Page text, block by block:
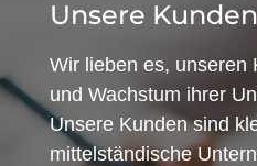
Unsere Kunden
Wir lieben es, unseren
und Wachstum ihrer
Unsere Kunden sind
mittelständische